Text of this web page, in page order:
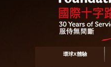
環球X體驗